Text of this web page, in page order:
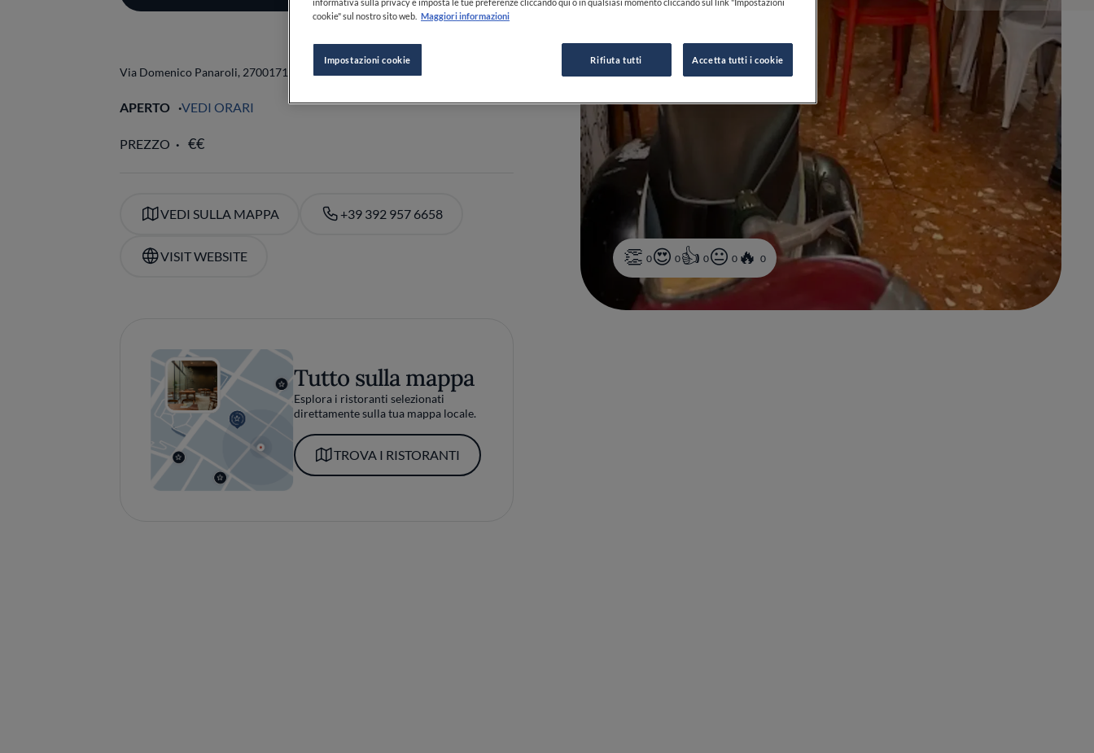
0 0 0 0 0
Via Domenico Panaroli, 2700171 Roma
APERTO VEDI ORARI
PREZZO
VEDI SULLA MAPPA +39 392 957 6658
VISIT WEBSITE
Tutto sulla mappa
Esplora i ristoranti selezionati
direttamente sulla tua mappa locale.
TROVA I RISTORANTI
informativa sulla privacy e imposta le tue preferenze cliccando qui o in qualsiasi momento cliccando sul link "Impostazioni
cookie" sul nostro sito web. Maggiori informazioni
Impostazioni cookie Rifiuta tutti Accetta tutti i cookie